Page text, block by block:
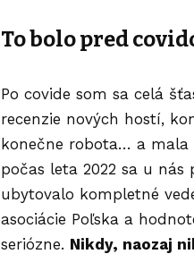
To bolo pred
Po covide som sa celá
recenzie nových hostí,
konečne robota… a mala
počas leta 2022 sa u nás
ubytovalo kompletné
asociácie Poľska a
seriózne. Nikdy, naozaj